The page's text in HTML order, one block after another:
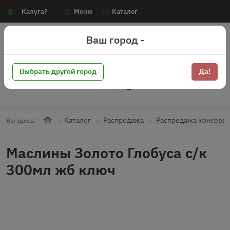
Калуга? Меню Каталог
Вы здесь: Каталог Распродажа Распродажа
Маслины Золото Глобуса с/к
300мл жб ключ
Ваш город -
Выбрать другой город Да!